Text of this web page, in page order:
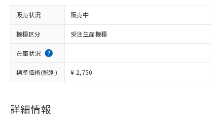
販売状況 販売中
機種区分 受注生産機種
在庫状況
標準価格(税別) ¥ 2,750
詳細情報